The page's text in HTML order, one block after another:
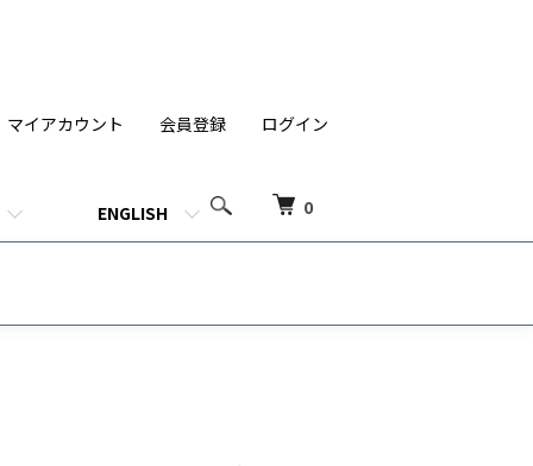
0
ENGLISH
マイアカウント 会員登録 ログイン